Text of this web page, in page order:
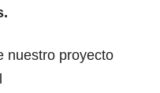
nuestro proyecto